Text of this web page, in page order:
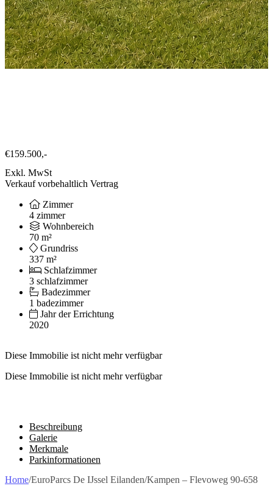
€159.500,-
Exkl. MwSt
Verkauf vorbehaltlich Vertrag
Zimmer
4 zimmer
Wohnbereich
70 m²
Grundriss
337 m²
Schlafzimmer
3 schlafzimmer
Badezimmer
1 badezimmer
Jahr der Errichtung
2020
Diese Immobilie ist nicht mehr verfügbar
Diese Immobilie ist nicht mehr verfügbar
Beschreibung
Galerie
Merkmale
Parkinformationen
Home/EuroParcs De IJssel Eilanden/Kampen – Flevoweg 90-658